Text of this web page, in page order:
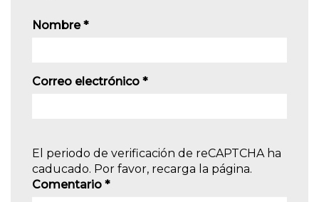
Nombre*
Correo electrónico *
El periodo de verificación de reCAPTCHA ha
caducado. Por favor, recarga la página.
Comentario *